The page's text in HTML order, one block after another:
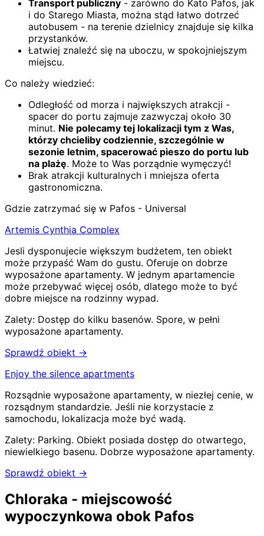
Transport publiczny - zarówno do Kato Pafos, jak
i do Starego Miasta, można stąd łatwo dotrzeć
autobusem - na terenie dzielnicy znajduje się kilka
przystanków.
Łatwiej znaleźć się na uboczu, w spokojniejszym
miejscu.
Co należy wiedzieć:
Odległość od morza i największych atrakcji -
spacer do portu zajmuje zazwyczaj około 30
minut. Nie polecamy tej lokalizacji tym z Was,
którzy chcieliby codziennie, szczególnie w
sezonie letnim, spacerować pieszo do portu lub
na plażę. Może to Was porządnie wymęczyć!
Brak atrakcji kulturalnych i mniejsza oferta
gastronomiczna.
Gdzie zatrzymać się w Pafos - Universal
Artemis Cynthia Complex
Jesli dysponujecie większym budżetem, ten obiekt
może przypaść Wam do gustu. Oferuje on dobrze
wyposażone apartamenty. W jednym apartamencie
może przebywać więcej osób, dlatego może to być
dobre miejsce na rodzinny wypad.
Zalety: Dostęp do kilku basenów. Spore, w pełni
wyposażone apartamenty.
Sprawdź obiekt →
Enjoy the silence apartments
Rozsądnie wyposażone apartamenty, w niezłej cenie, w
rozsądnym standardzie. Jeśli nie korzystacie z
samochodu, lokalizacja może być wadą.
Zalety: Parking. Obiekt posiada dostęp do otwartego,
niewielkiego basenu. Dobrze wyposażone apartamenty.
Sprawdź obiekt →
Chloraka - miejscowość
wypoczynkowa obok Pafos